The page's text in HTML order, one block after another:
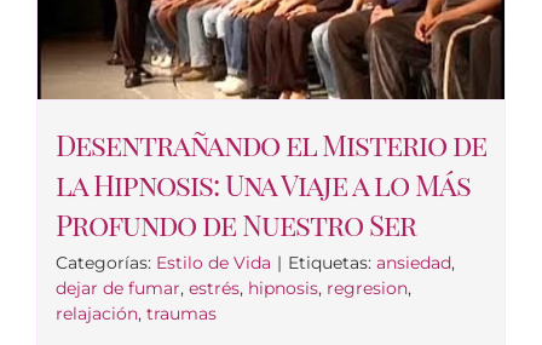
Desentrañando el Misterio de
la Hipnosis: Una Viaje a lo Más
Profundo de Nuestro Ser
Categorías: Estilo de Vida | Etiquetas: ansiedad,
dejar de fumar, estrés, hipnosis, regresion,
relajación, traumas